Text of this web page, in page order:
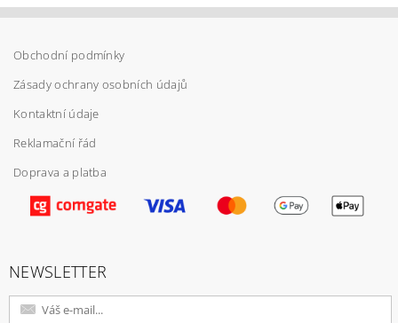
Obchodní podmínky
Zásady ochrany osobních údajů
Kontaktní údaje
Reklamační řád
Doprava a platba
NEWSLETTER